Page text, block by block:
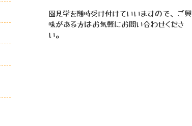
園見学を随時受け付けていいますので、ご興
味がある方はお気軽にお問い合わせくださ
い。